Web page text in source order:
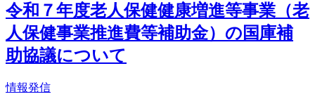
令和７年度老人保健健康増進等事業（老
人保健事業推進費等補助金）の国庫補
助協議について
情報発信